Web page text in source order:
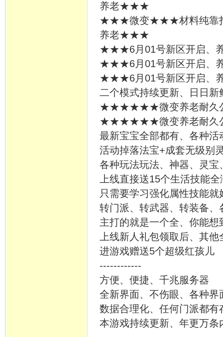
养老★★★
★★★微变★★★材料纯靠打
养老★★★
★★★6月01号新区开启、
★★★6月01号新区开启、
★★★6月01号新区开启、
二个模式持续更新、日日
★★★★★★微变养老耐久
★★★★★★微变养老耐久
最新宝宝全部都有、各种活
活动掉落法宝+成套无级别
各种玩法玩法、神器、灵
上线直接送15个生活技能
只需要学习强化属性技能就
转门派、转武器、转装备
主打的就是一个全、你能想
上线新人礼包领取后、其
进游戏赠送5个超级红孩儿
------------
方便、便捷、千兆服务器
全新界面、不伤眼、各种
数据合理化、任何门派都
本游戏持续更新、年更万